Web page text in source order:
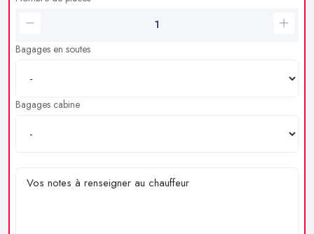
Bagages en soutes
Bagages cabine